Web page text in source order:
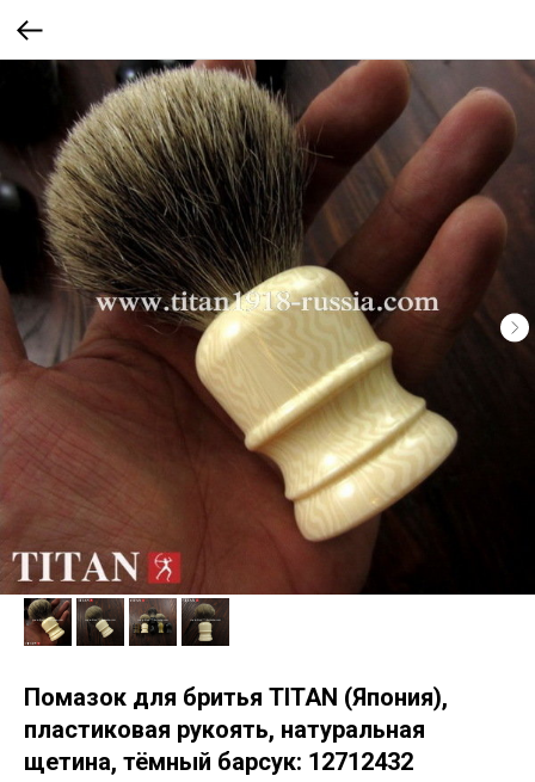
Помазок для бритья TITAN (Япония),
пластиковая рукоять, натуральная
щетина, тёмный барсук: 12712432